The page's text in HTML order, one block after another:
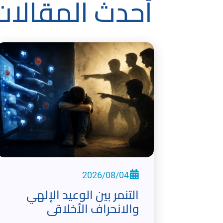
أحدث
2026/08/04
التنمر بين الوعيد الإلهي
والانحراف الأخلاقي